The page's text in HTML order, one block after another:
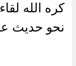
كره الله
نحو حديث